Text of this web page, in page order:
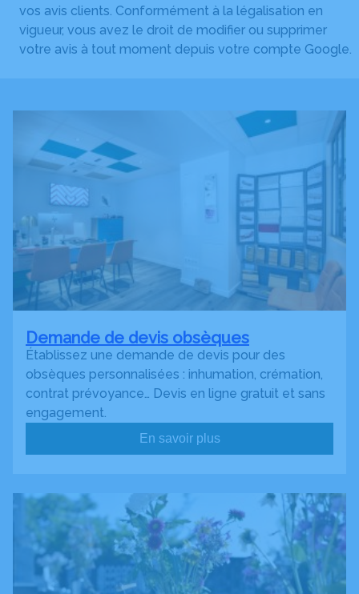
vos avis clients. Conformément à la légalisation en
vigueur, vous avez le droit de modifier ou supprimer
votre avis à tout moment depuis votre compte Google.
Demande de devis obsèques
Établissez une demande de devis pour des
obsèques personnalisées : inhumation, crémation,
contrat prévoyance… Devis en ligne gratuit et sans
engagement.
En savoir plus